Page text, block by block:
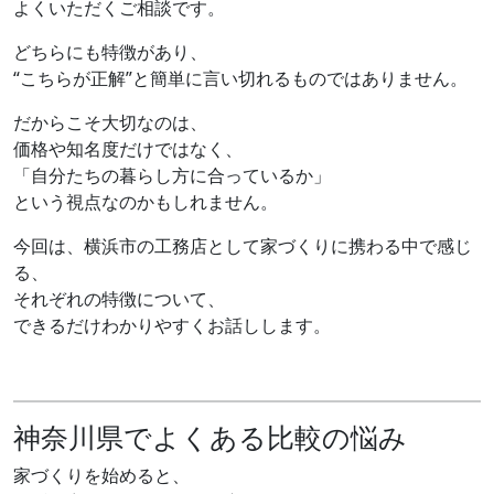
よくいただくご相談です。
どちらにも特徴があり、
“こちらが正解”と簡単に言い切れるものではありません。
だからこそ大切なのは、
価格や知名度だけではなく、
「自分たちの暮らし方に合っているか」
という視点なのかもしれません。
今回は、横浜市の工務店として家づくりに携わる中で感じ
る、
それぞれの特徴について、
できるだけわかりやすくお話しします。
神奈川県でよくある比較の悩み
家づくりを始めると、